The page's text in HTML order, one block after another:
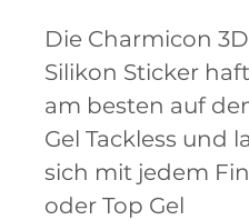
Die Charmicon 3D
Silikon Sticker
am besten auf
Gel Tackless und
sich mit jedem
oder Top Gel